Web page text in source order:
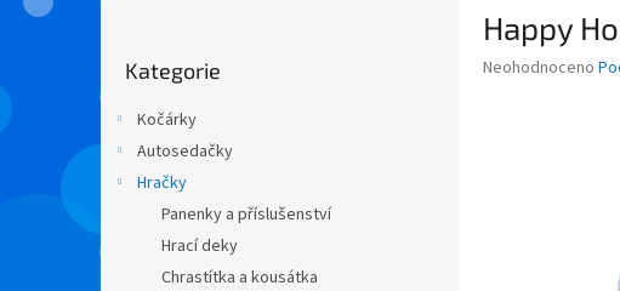
r
p
kategorie
Kategorie
Kočárky
Autosedačky
Hračky
Panenky a příslušenství
Hrací deky
Chrastítka a kousátka
Happy
Průměrné
Neohodnoceno